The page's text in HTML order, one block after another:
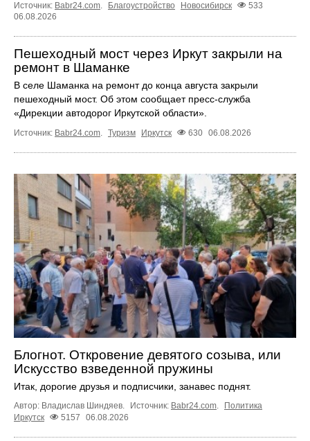
Источник: Babr24.com. Благоустройство Новосибирск
533
06.08.2026
Пешеходный мост через Иркут закрыли на
ремонт в Шаманке
В селе Шаманка на ремонт до конца августа закрыли
пешеходный мост. Об этом сообщает пресс‑служба
«Дирекции автодорог Иркутской области».
Источник: Babr24.com. Туризм Иркутск 630 06.08.2026
Блогнот. Откровение девятого созыва, или
Искусство взведенной пружины
Итак, дорогие друзья и подписчики, занавес поднят.
Автор: Владислав Шиндяев. Источник: Babr24.com.
Политика
Иркутск
5157 06.08.2026